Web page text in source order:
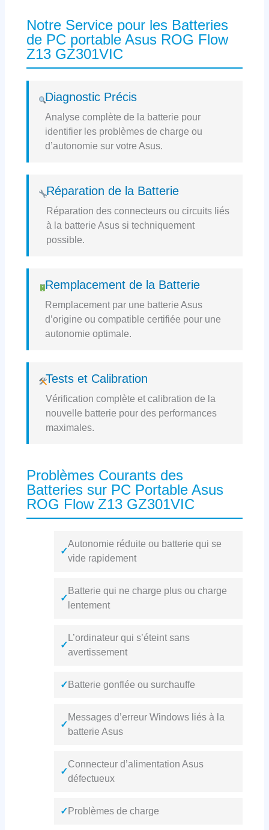
Notre Service pour les Batteries
de PC portable Asus ROG Flow
Z13 GZ301VIC
Diagnostic Précis
Analyse complète de la batterie pour
identifier les problèmes de charge ou
d’autonomie sur votre Asus.
Réparation de la Batterie
Réparation des connecteurs ou circuits liés
à la batterie Asus si techniquement
possible.
Remplacement de la Batterie
Remplacement par une batterie Asus
d’origine ou compatible certifiée pour une
autonomie optimale.
Tests et Calibration
Vérification complète et calibration de la
nouvelle batterie pour des performances
maximales.
Problèmes Courants des
Batteries sur PC Portable Asus
ROG Flow Z13 GZ301VIC
✓
Autonomie réduite ou batterie qui se
vide rapidement
✓
Batterie qui ne charge plus ou charge
lentement
✓
L’ordinateur qui s’éteint sans
avertissement
✓ Batterie gonflée ou surchauffe
✓
Messages d’erreur Windows liés à la
batterie Asus
✓
Connecteur d’alimentation Asus
défectueux
✓ Problèmes de charge